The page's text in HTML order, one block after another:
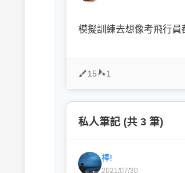
模擬訓練去想像考飛行
15 1
私人筆記 (共 3 筆)
棒!
2021/07/30